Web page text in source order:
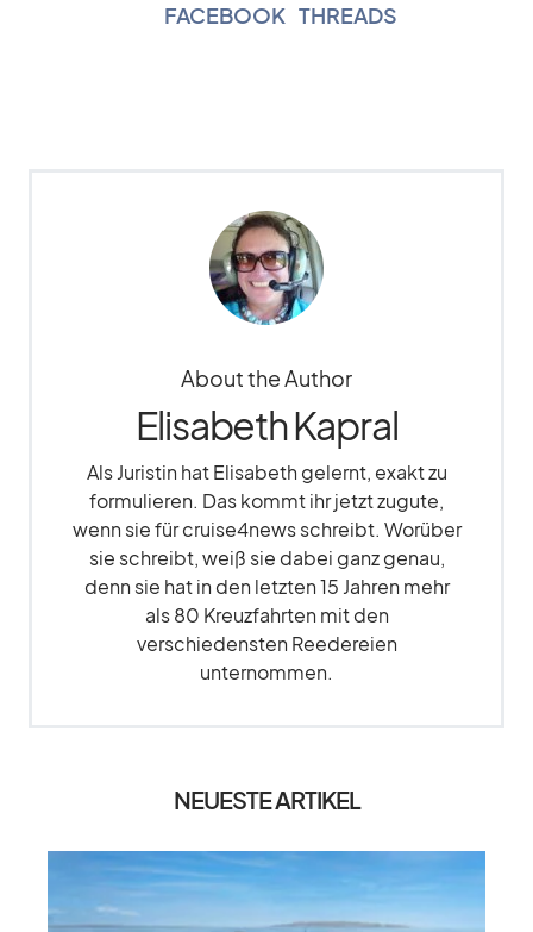
FACEBOOK THREADS
About the Author
Elisabeth Kapral
Als Juristin hat Elisabeth gelernt, exakt zu
formulieren. Das kommt ihr jetzt zugute,
wenn sie für cruise4news schreibt. Worüber
sie schreibt, weiß sie dabei ganz genau,
denn sie hat in den letzten 15 Jahren mehr
als 80 Kreuzfahrten mit den
verschiedensten Reedereien
unternommen.
NEUESTE ARTIKEL